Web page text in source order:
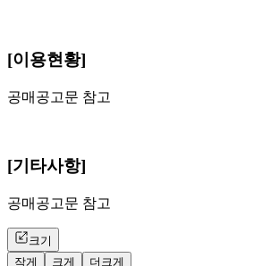
[이용현황]
공매공고문 참고
[기타사항]
공매공고문 참고
크기
작게
크게
더크게